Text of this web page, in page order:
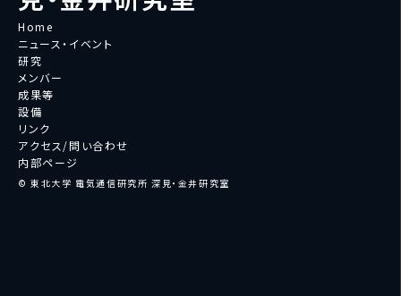
Home
ニュース・イベント
研究
メンバー
成果等
設備
リンク
アクセス/問い合わせ
内部ページ
© 東北大学 電気通信研究所 深見・金井研究室